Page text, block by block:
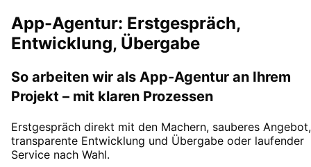
App-Agentur: Erstgespräch,
Entwicklung, Übergabe
So arbeiten wir als App-Agentur an Ihrem
Projekt – mit klaren Prozessen
Erstgespräch direkt mit den Machern, sauberes Angebot,
transparente Entwicklung und Übergabe oder laufender
Service nach Wahl.